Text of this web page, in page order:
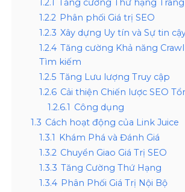
1.2.1 Tăng cường Thứ hạng Trang
1.2.2 Phân phối Giá trị SEO
1.2.3 Xây dựng Uy tín và Sự tin
1.2.4 Tăng cường Khả năng
Tìm kiếm
1.2.5 Tăng Lưu lượng Truy cập
1.2.6 Cải thiện Chiến lược SEO
1.2.6.1 Công dụng
1.3 Cách hoạt động của Link Juice
1.3.1 Khám Phá và Đánh Giá
1.3.2 Chuyển Giao Giá Trị SEO
1.3.3 Tăng Cường Thứ Hạng
1.3.4 Phân Phối Giá Trị Nội Bộ